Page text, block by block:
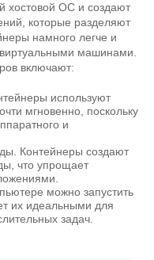
хостовой ОС и создают
которые разделяют
намного легче и
машинами.
включают:
используют
мгновенно, поскольку
и
Контейнеры создают
что упрощает
можно запустить
их идеальными для
задач.